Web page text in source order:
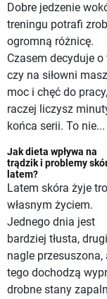
Dobre jedzenie
treningu potrafi
ogromną różnicę.
Czasem decyduje o
czy na siłowni masz
moc i chęć do
raczej liczysz
końca serii. To nie...
Jak dieta wpływa na
trądzik i problemy
latem?
Latem skóra żyje
własnym życiem.
Jednego dnia jest
bardziej tłusta,
nagle przesuszona,
tego dochodzą
drobne stany